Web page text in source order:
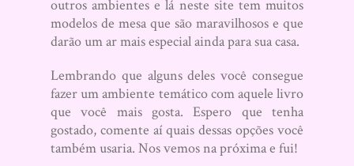
outros ambientes e lá neste site tem muitos
modelos de mesa que são maravilhosos e que
darão um ar mais especial ainda para sua casa.
Lembrando que alguns deles você consegue
fazer um ambiente temático com aquele livro
que você mais gosta. Espero que tenha
gostado, comente aí quais dessas opções você
também usaria. Nos vemos na próxima e fui!